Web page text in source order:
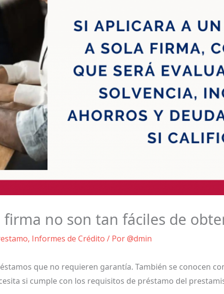
firma no son tan fáciles de
, Informes de Crédito / Por@dmin
que no requieren garantía. También se conocen
si cumple con los requisitos de préstamo del